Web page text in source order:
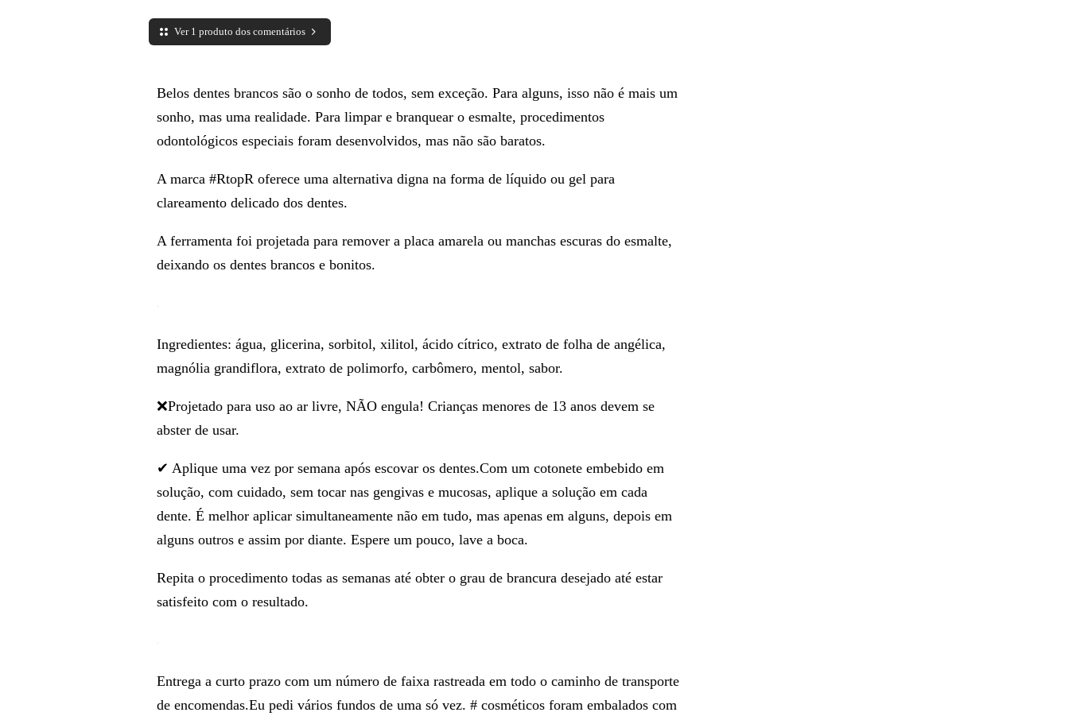
Ver 1 produto dos comentários
Belos dentes brancos são o sonho de todos, sem exceção. Para alguns, isso não é mais um
sonho, mas uma realidade. Para limpar e branquear o esmalte, procedimentos
odontológicos especiais foram desenvolvidos, mas não são baratos.
A marca #RtopR oferece uma alternativa digna na forma de líquido ou gel para
clareamento delicado dos dentes.
A ferramenta foi projetada para remover a placa amarela ou manchas escuras do esmalte,
deixando os dentes brancos e bonitos.
Ingredientes: água, glicerina, sorbitol, xilitol, ácido cítrico, extrato de folha de angélica,
magnólia grandiflora, extrato de polimorfo, carbômero, mentol, sabor.
❌Projetado para uso ao ar livre, NÃO engula! Crianças menores de 13 anos devem se
abster de usar.
✔ Aplique uma vez por semana após escovar os dentes.Com um cotonete embebido em
solução, com cuidado, sem tocar nas gengivas e mucosas, aplique a solução em cada
dente. É melhor aplicar simultaneamente não em tudo, mas apenas em alguns, depois em
alguns outros e assim por diante. Espere um pouco, lave a boca.
Repita o procedimento todas as semanas até obter o grau de brancura desejado até estar
satisfeito com o resultado.
Entrega a curto prazo com um número de faixa rastreada em todo o caminho de transporte
de encomendas.Eu pedi vários fundos de uma só vez. # cosméticos foram embalados com